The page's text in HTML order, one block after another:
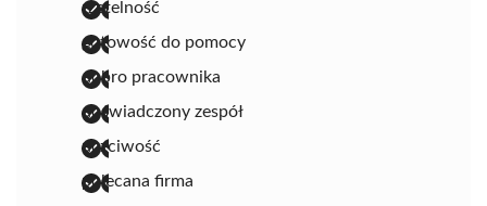
rzetelność
gotowość do pomocy
dobro pracownika
doświadczony zespół
uczciwość
polecana firma